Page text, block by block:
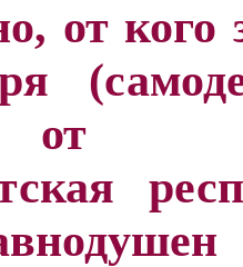
от кого